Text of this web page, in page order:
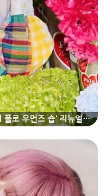
[HD] 빌리(Billlie) 츠키(TSUKI) 하라주쿠 '더 폴로 우먼즈 숍' 리뉴얼 오픈 행사 고화질 화보